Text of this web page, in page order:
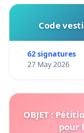
Code
62 signatures
27 May 2026
OBJET :
pour